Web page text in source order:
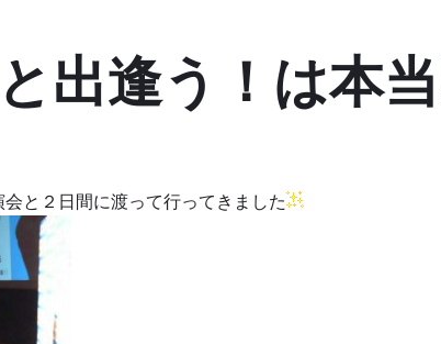
出逢う！は本
と２日間に渡って行ってきました